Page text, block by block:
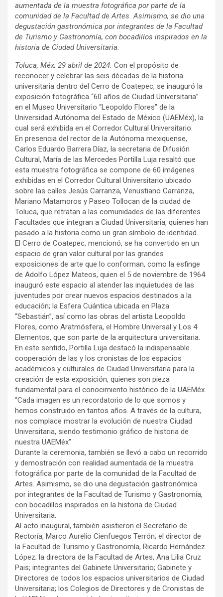
aumentada de la muestra fotográfica por parte de la
comunidad de la Facultad de Artes. Asimismo, se dio una
degustación gastronómica por integrantes de la Facultad
de Turismo y Gastronomía, con bocadillos inspirados en la
historia de Ciudad Universitaria.
Toluca, Méx; 29 abril de 2024. Con el propósito de
reconocer y celebrar las seis décadas de la historia
universitaria dentro del Cerro de Coatepec, se inauguró la
exposición fotográfica “60 años de Ciudad Universitaria”
en el Museo Universitario “Leopoldo Flores” de la
Universidad Autónoma del Estado de México (UAEMéx), la
cual será exhibida en el Corredor Cultural Universitario.
En presencia del rector de la Autónoma mexiquense,
Carlos Eduardo Barrera Díaz, la secretaria de Difusión
Cultural, María de las Mercedes Portilla Luja resaltó que
esta muestra fotográfica se compone de 60 imágenes
exhibidas en el Corredor Cultural Universitario ubicado
sobre las calles Jesús Carranza, Venustiano Carranza,
Mariano Matamoros y Paseo Tollocan de la ciudad de
Toluca, que retratan a las comunidades de las diferentes
Facultades que integran a Ciudad Universitaria, quienes han
pasado a la historia como un gran símbolo de identidad.
El Cerro de Coatepec, mencionó, se ha convertido en un
espacio de gran valor cultural por las grandes
exposiciones de arte que lo conforman, como la esfinge
de Adolfo López Mateos, quien el 5 de noviembre de 1964
inauguró este espacio al atender las inquietudes de las
juventudes por crear nuevos espacios destinados a la
educación; la Esfera Cuántica ubicada en Plaza
“Sebastián”, así como las obras del artista Leopoldo
Flores, como Aratmósfera, el Hombre Universal y Los 4
Elementos, que son parte de la arquitectura universitaria.
En este sentido, Portilla Luja destacó la indispensable
cooperación de las y los cronistas de los espacios
académicos y culturales de Ciudad Universitaria para la
creación de esta exposición, quienes son pieza
fundamental para el conocimiento histórico de la UAEMéx.
“Cada imagen es un recordatorio de lo que somos y
hemos construido en tantos años. A través de la cultura,
nos complace mostrar la evolución de nuestra Ciudad
Universitaria, siendo testimonio gráfico de historia de
nuestra UAEMéx”
Durante la ceremonia, también se llevó a cabo un recorrido
y demostración con realidad aumentada de la muestra
fotográfica por parte de la comunidad de la Facultad de
Artes. Asimismo, se dio una degustación gastronómica
por integrantes de la Facultad de Turismo y Gastronomía,
con bocadillos inspirados en la historia de Ciudad
Universitaria.
Al acto inaugural, también asistieron el Secretario de
Rectoría, Marco Aurelio Cienfuegos Terrón; el director de
la Facultad de Turismo y Gastronomía, Ricardo Hernández
López; la directora de la Facultad de Artes, Ana Lilia Cruz
Pais; integrantes del Gabinete Universitario; Gabinete y
Directores de todos los espacios universitarios de Ciudad
Universitaria; los Colegios de Directores y de Cronistas de